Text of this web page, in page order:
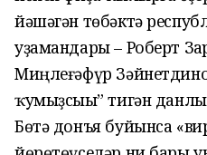
йәшәгән төбәктә
уҙамандары – Роберт
Миңлеғәфүр
ҡумыҙсыһы” тигән
Бөтә донъя буйынса